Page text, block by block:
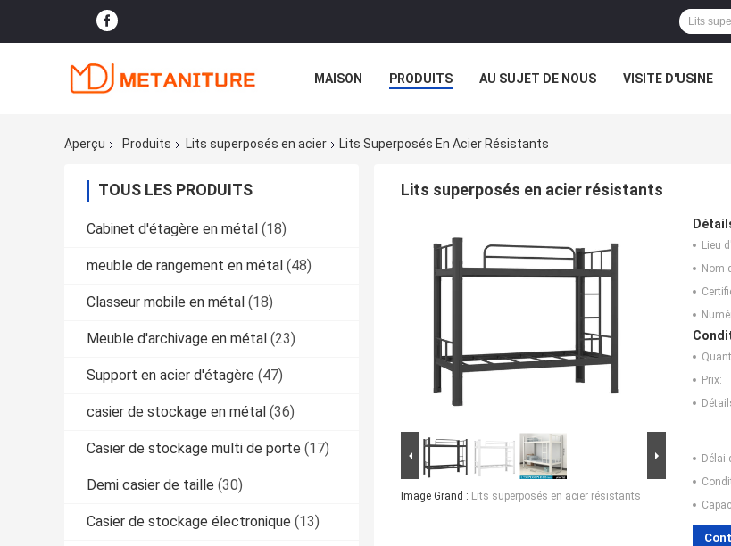
MAISON PRODUITS AU SUJET DE NOUS VISITE D'USINE
Aperçu Produits Lits superposés en acier Lits Superposés En Acier Résistants
TOUS LES PRODUITS
Cabinet d'étagère en métal (18)
meuble de rangement en métal (48)
Classeur mobile en métal (18)
Meuble d'archivage en métal (23)
Support en acier d'étagère (47)
casier de stockage en métal (36)
Casier de stockage multi de porte (17)
Demi casier de taille (30)
Casier de stockage électronique (13)
Lits superposés en acier résistants
Image Grand : Lits superposés en acier résistants
Lieu
Nom
Prix:
Délai